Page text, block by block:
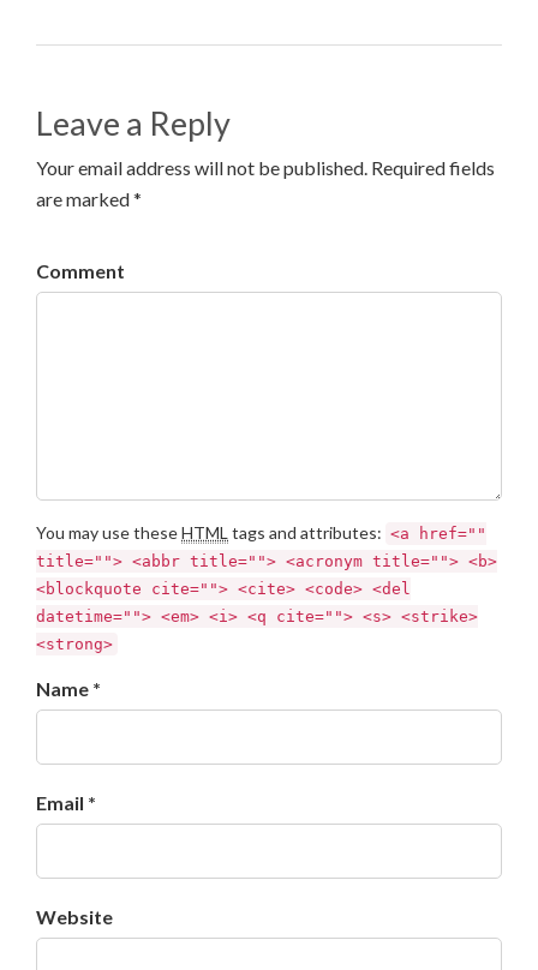
Leave a Reply
Your email address will not be published. Required fields
are marked *
Comment
You may use theseHTML tags and attributes: <a href=""
title=""> <abbr title=""> <acronym title=""> <b>
<blockquote cite=""> <cite> <code> <del
datetime=""> <em> <i> <q cite=""> <s> <strike>
<strong>
Name *
Email *
Website